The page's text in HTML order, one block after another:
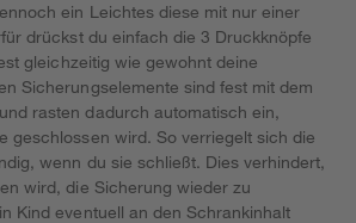
ein Leichtes diese mit nur einer
drückst du einfach die 3 Druckknöpfe
gleichzeitig wie gewohnt deine
Sicherungselemente sind fest mit dem
rasten dadurch automatisch ein,
geschlossen wird. So verriegelt sich die
wenn du sie schließt. Dies verhindert,
wird, die Sicherung wieder zu
Kind eventuell an den Schrankinhalt